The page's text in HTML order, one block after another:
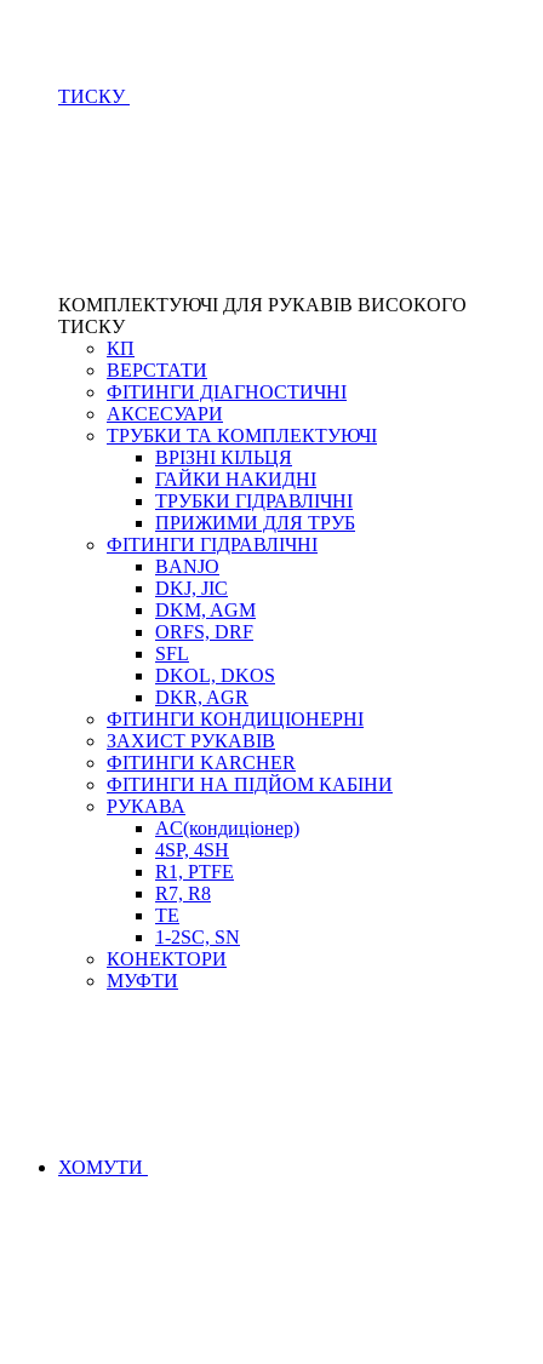
ТИСКУ
КОМПЛЕКТУЮЧІ ДЛЯ РУКАВІВ ВИСОКОГО
ТИСКУ
КП
ВЕРСТАТИ
ФІТИНГИ ДІАГНОСТИЧНІ
АКСЕСУАРИ
ТРУБКИ ТА КОМПЛЕКТУЮЧІ
ВРІЗНІ КІЛЬЦЯ
ГАЙКИ НАКИДНІ
ТРУБКИ ГІДРАВЛІЧНІ
ПРИЖИМИ ДЛЯ ТРУБ
ФІТИНГИ ГІДРАВЛІЧНІ
BANJO
DKJ, JIC
DKM, AGM
ORFS, DRF
SFL
DKOL, DKOS
DKR, AGR
ФІТИНГИ КОНДИЦІОНЕРНІ
ЗАХИСТ РУКАВІВ
ФІТИНГИ KARCHER
ФІТИНГИ НА ПІДЙОМ КАБІНИ
РУКАВА
AC(кондиціонер)
4SP, 4SH
R1, PTFE
R7, R8
TE
1-2SC, SN
КОНЕКТОРИ
МУФТИ
ХОМУТИ